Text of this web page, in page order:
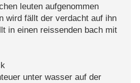
leuten aufgenommen
wird fällt der verdacht auf ihn
in einen reissenden bach mit
unter wasser auf der